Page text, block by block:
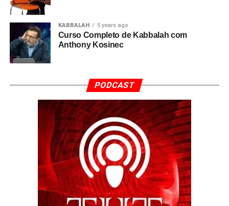
KABBALAH 5 years ago
Curso Completo de Kabbalah com
Anthony Kosinec
PODCAST